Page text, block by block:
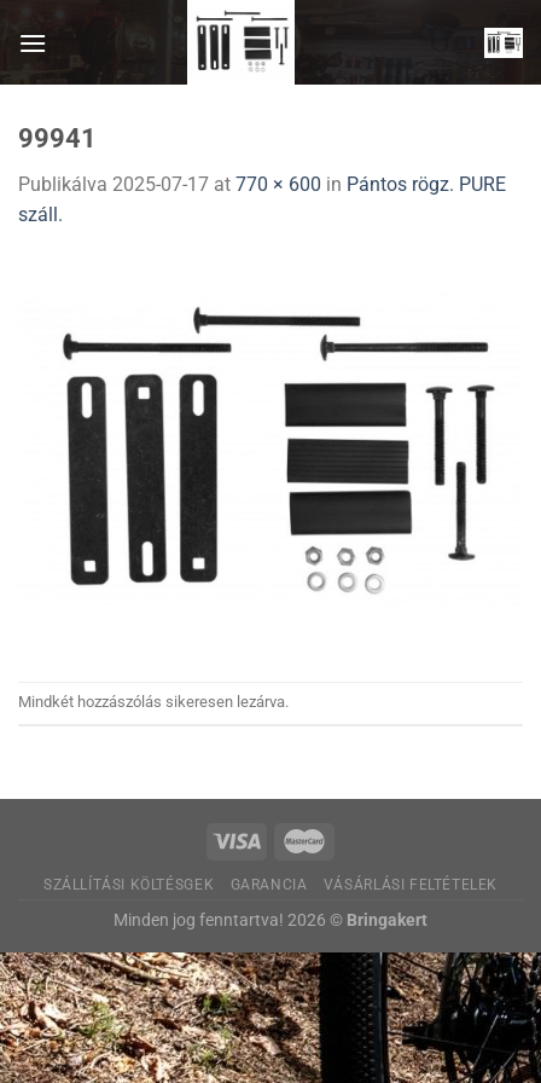
99941
Publikálva 2025-07-17 at 770 × 600 in Pántos rögz. PURE
száll.
Mindkét hozzászólás sikeresen lezárva.
SZÁLLÍTÁSI KÖLTÉSGEK GARANCIA VÁSÁRLÁSI FELTÉTELEK
Minden jog fenntartva! 2026 © Bringakert